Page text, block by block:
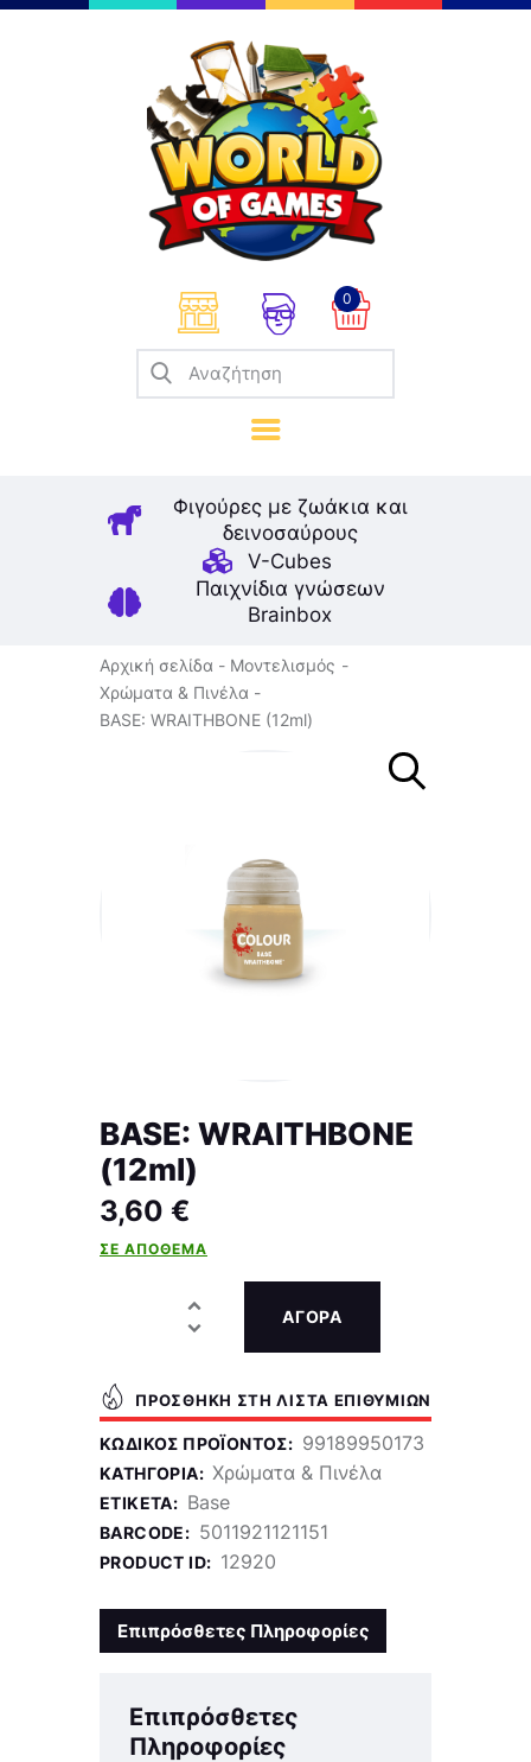
0
Φιγούρες με ζωάκια και
δεινοσαύρους
V-Cubes
Παιχνίδια γνώσεων
Brainbox
Επιτραπέζια
Παζλ
Παιχνίδια Καρτών
Σπαζοκεφαλιές
Κατασκευές
Καλλιτεχνικά
Μοντελισμός
Βιβλία
Παιχνίδια Ρόλων
Αρχική σελίδα
Μοντελισμός
Χρώματα & Πινέλα
BASE: WRAITHBONE (12ml)
BASE: WRAITHBONE
(12ml)
3,60 €
ΣΕ ΑΠΌΘΕΜΑ
ΑΓΟΡΑ
ΠΡΟΣΘΉΚΗ ΣΤΗ ΛΊΣΤΑ ΕΠΙΘΥΜΙΏΝ
ΚΩΔΙΚΌΣ ΠΡΟΪΌΝΤΟΣ: 99189950173
ΚΑΤΗΓΟΡΊΑ: Χρώματα & Πινέλα
ΕΤΙΚΈΤΑ: Base
BARCODE: 5011921121151
PRODUCT ID: 12920
Επιπρόσθετες Πληροφορίες
Επιπρόσθετες
Πληροφορίες